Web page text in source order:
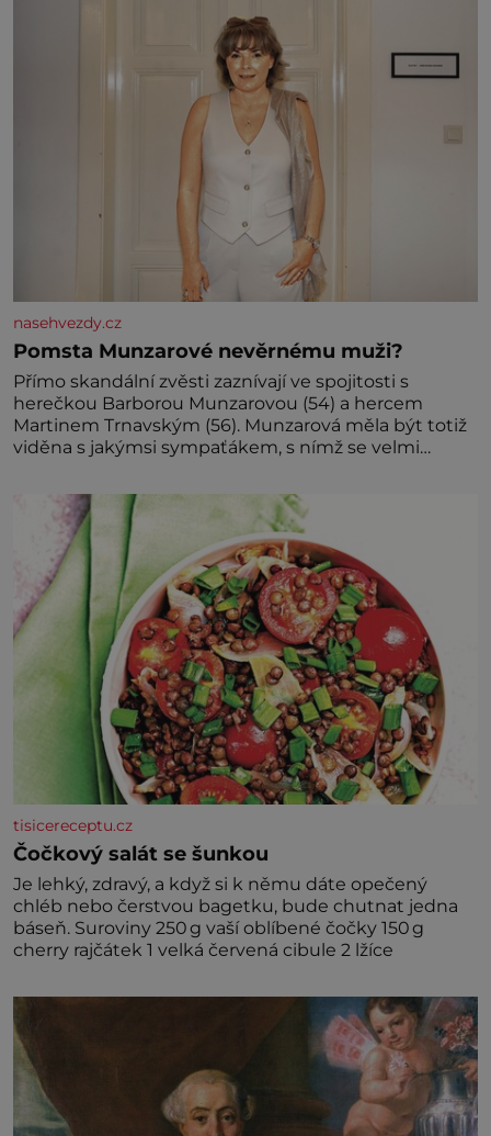
nasehvezdy.cz
Pomsta Munzarové nevěrnému muži?
Přímo skandální zvěsti zaznívají ve spojitosti s
herečkou Barborou Munzarovou (54) a hercem
Martinem Trnavským (56). Munzarová měla být totiž
viděna s jakýmsi sympaťákem, s nímž se velmi
tisicereceptu.cz
Čočkový salát se šunkou
Je lehký, zdravý, a když si k němu dáte opečený
chléb nebo čerstvou bagetku, bude chutnat jedna
báseň. Suroviny 250 g vaší oblíbené čočky 150 g
cherry rajčátek 1 velká červená cibule 2 lžíce